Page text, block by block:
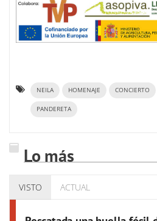
NEILA HOMENAJE CONCIERTO
PANDERETA
Lo más
VISTO ACTUAL